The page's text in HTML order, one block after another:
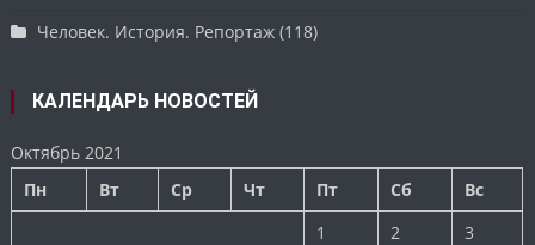
Человек. История. Репортаж (118)
КАЛЕНДАРЬ НОВОСТЕЙ
Октябрь 2021
Пн
Вт Ср Чт Пт Сб
Вс
1
2
3